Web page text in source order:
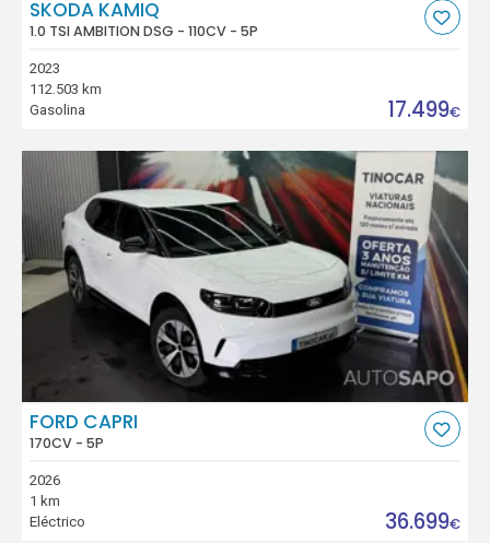
SKODA KAMIQ
1.0 TSI AMBITION DSG - 110CV - 5P
2023
112.503 km
Gasolina
17.499€
FORD CAPRI
170CV - 5P
2026
1 km
Eléctrico
36.699€